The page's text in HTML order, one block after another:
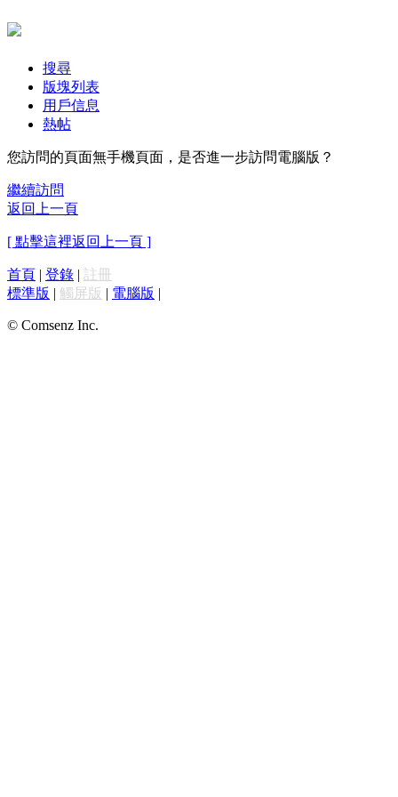
搜尋
版塊列表
用戶信息
熱帖
您訪問的頁面無手機頁面，是否進一步訪問電腦版？
繼續訪問
返回上一頁
[ 點擊這裡返回上一頁 ]
首頁 | 登錄 | 註冊
標準版 | 觸屏版 | 電腦版 |
© Comsenz Inc.